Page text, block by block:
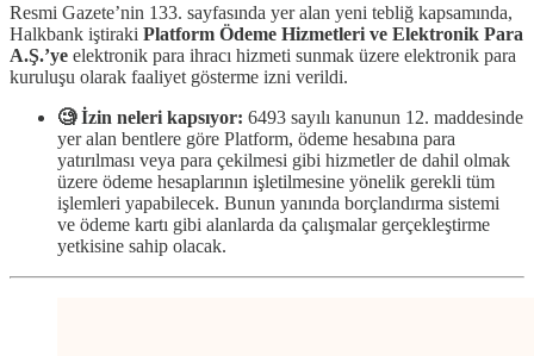
Resmi Gazete’nin 133. sayfasında yer alan yeni tebliğ kapsamında,
Halkbank iştiraki Platform Ödeme Hizmetleri ve Elektronik Para
A.Ş.’ye elektronik para ihracı hizmeti sunmak üzere elektronik para
kuruluşu olarak faaliyet gösterme izni verildi.
🧐 İzin neleri kapsıyor: 6493 sayılı kanunun 12. maddesinde
yer alan bentlere göre Platform, ödeme hesabına para
yatırılması veya para çekilmesi gibi hizmetler de dahil olmak
üzere ödeme hesaplarının işletilmesine yönelik gerekli tüm
işlemleri yapabilecek. Bunun yanında borçlandırma sistemi
ve ödeme kartı gibi alanlarda da çalışmalar gerçekleştirme
yetkisine sahip olacak.